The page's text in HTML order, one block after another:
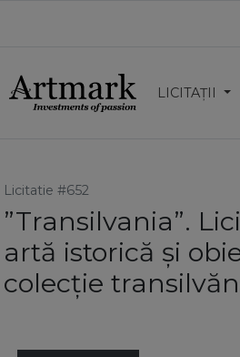
LICITAȚII
Licitatie #652
”Transilvania”.
artă istorică și
colecție